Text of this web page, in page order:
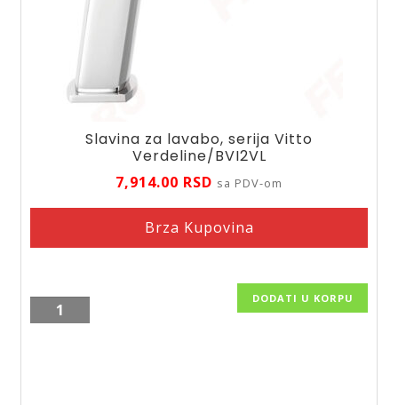
Slavina za lavabo, serija Vitto
Verdeline/BVI2VL
7,914.00 RSD sa PDV-om
Brza Kupovina
Slavina
za
DODATI U KORPU